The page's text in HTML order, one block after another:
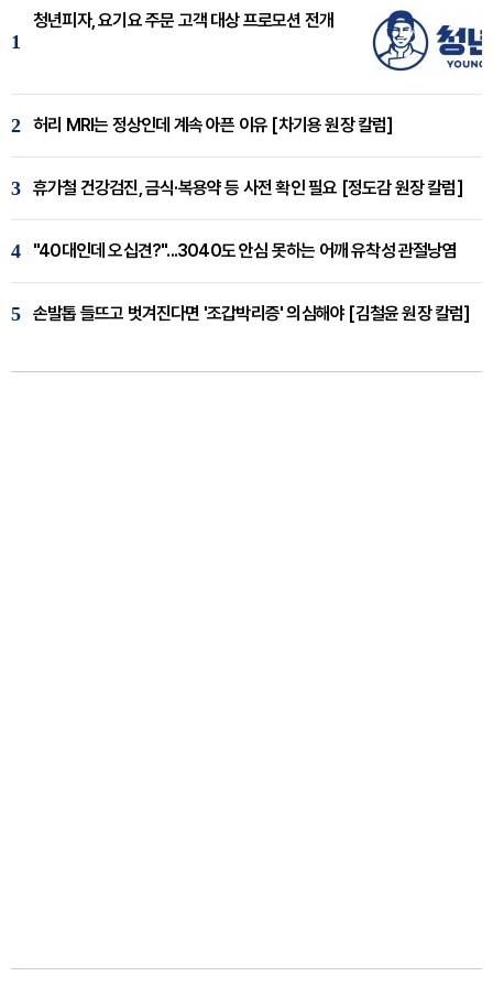
1
청년피자, 요기요 주문 고객 대상 프로모션 전개
2 허리 MRI는 정상인데 계속 아픈 이유 [차기용 원장 칼럼]
3 휴가철 건강검진, 금식·복용약 등 사전 확인 필요 [정도감 원장 칼럼]
4 "40대인데 오십견?"...3040도 안심 못하는 어깨 유착성 관절낭염
5 손발톱 들뜨고 벗겨진다면 '조갑박리증' 의심해야 [김철윤 원장 칼럼]